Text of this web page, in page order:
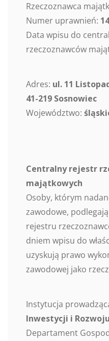
Rzeczoznawca
Numer uprawnień:
Data wpisu do
rzeczoznawców
Adres: ul. 11
41-219 Sosnowiec
Województwo:
Centralny rejestr
majątkowych
Osoby, którym
zawodowe,
rejestru
dniem wpisu do
uzyskują prawo
zawodowej jako
Instytucja
Inwestycji i Rozwoju
Departament